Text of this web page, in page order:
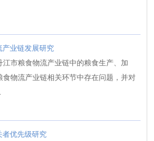
产业链发展研究
市粮食物流产业链中的粮食生产、加
物流产业链相关环节中存在问题，并对
者优先级研究